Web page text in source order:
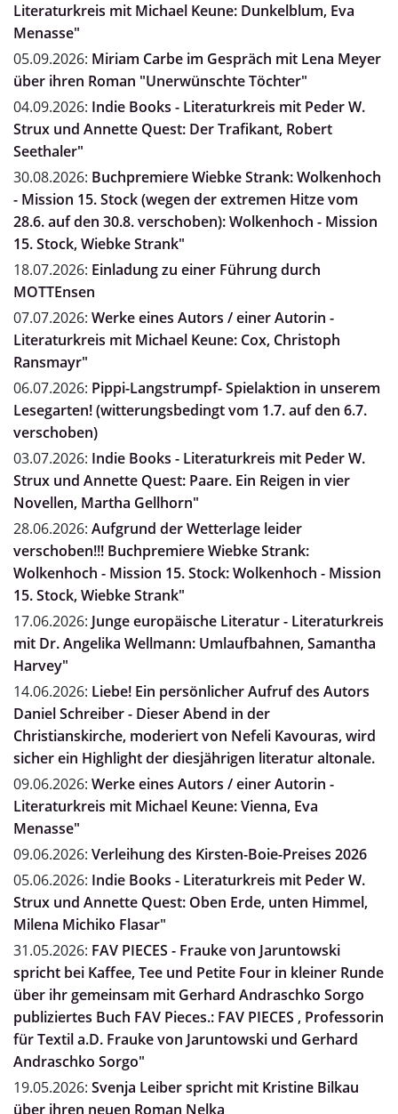
Literaturkreis mit Michael Keune: Dunkelblum, Eva
Menasse"
05.09.2026: Miriam Carbe im Gespräch mit Lena Meyer
über ihren Roman "Unerwünschte Töchter"
04.09.2026: Indie Books - Literaturkreis mit Peder W.
Strux und Annette Quest: Der Trafikant, Robert
Seethaler"
30.08.2026: Buchpremiere Wiebke Strank: Wolkenhoch
- Mission 15. Stock (wegen der extremen Hitze vom
28.6. auf den 30.8. verschoben): Wolkenhoch - Mission
15. Stock, Wiebke Strank"
18.07.2026: Einladung zu einer Führung durch
MOTTEnsen
07.07.2026: Werke eines Autors / einer Autorin -
Literaturkreis mit Michael Keune: Cox, Christoph
Ransmayr"
06.07.2026: Pippi-Langstrumpf- Spielaktion in unserem
Lesegarten! (witterungsbedingt vom 1.7. auf den 6.7.
verschoben)
03.07.2026: Indie Books - Literaturkreis mit Peder W.
Strux und Annette Quest: Paare. Ein Reigen in vier
Novellen, Martha Gellhorn"
28.06.2026: Aufgrund der Wetterlage leider
verschoben!!! Buchpremiere Wiebke Strank:
Wolkenhoch - Mission 15. Stock: Wolkenhoch - Mission
15. Stock, Wiebke Strank"
17.06.2026: Junge europäische Literatur - Literaturkreis
mit Dr. Angelika Wellmann: Umlaufbahnen, Samantha
Harvey"
14.06.2026: Liebe! Ein persönlicher Aufruf des Autors
Daniel Schreiber - Dieser Abend in der
Christianskirche, moderiert von Nefeli Kavouras, wird
sicher ein Highlight der diesjährigen literatur altonale.
09.06.2026: Werke eines Autors / einer Autorin -
Literaturkreis mit Michael Keune: Vienna, Eva
Menasse"
09.06.2026: Verleihung des Kirsten-Boie-Preises 2026
05.06.2026: Indie Books - Literaturkreis mit Peder W.
Strux und Annette Quest: Oben Erde, unten Himmel,
Milena Michiko Flasar"
31.05.2026: FAV PIECES - Frauke von Jaruntowski
spricht bei Kaffee, Tee und Petite Four in kleiner Runde
über ihr gemeinsam mit Gerhard Andraschko Sorgo
publiziertes Buch FAV Pieces.: FAV PIECES , Professorin
für Textil a.D. Frauke von Jaruntowski und Gerhard
Andraschko Sorgo"
19.05.2026: Svenja Leiber spricht mit Kristine Bilkau
über ihren neuen Roman Nelka